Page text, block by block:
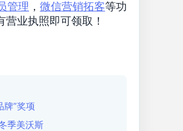
管理 ， 微信营销拓客等功
业执照即可领取！
牌”奖项
季美沃斯